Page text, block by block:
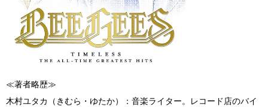
≪著者略歴≫
木村ユタカ（きむら・ゆたか）：音楽ライター。レコード店のバイ